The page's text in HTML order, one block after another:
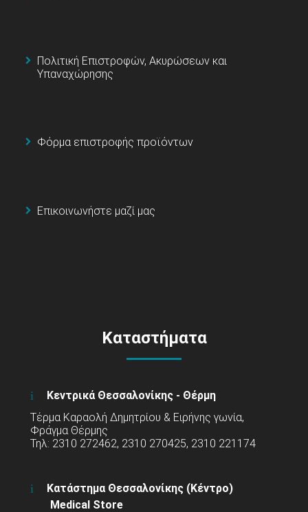
Πολιτική Επιστροφών, Ακυρώσεων και
Υπαναχώρησης
Φόρμα επιστροφής προϊόντων
Επικοινωνήστε μαζί μας
Καταστήματα
Κεντρικά Θεσσαλονίκης - Θέρμη
Τέρμα Καραολή Δημητρίου & Ειρήνης γωνία,
Φράγμα Θέρμης
Τηλ: 2310 272462, 2310 270425, 2310 221174
Κατάστημα Θεσσαλονίκης (Κέντρο)
Medical Store